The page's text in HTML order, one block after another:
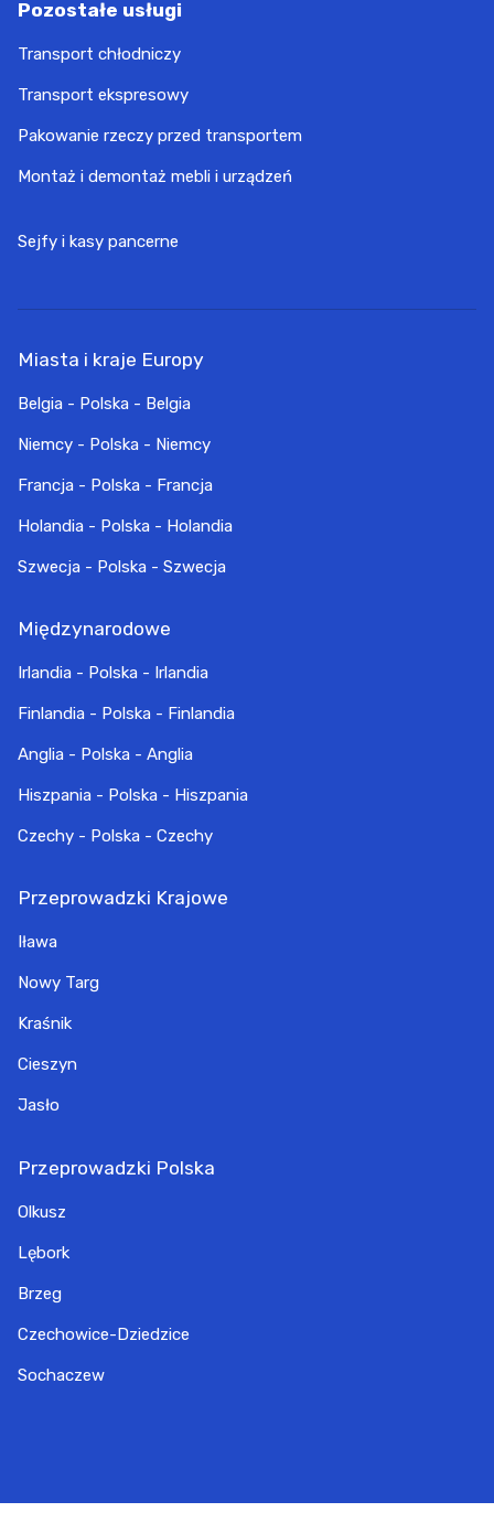
Pozostałe usługi
Transport chłodniczy
Transport ekspresowy
Pakowanie rzeczy przed transportem
Montaż i demontaż mebli i urządzeń
Sejfy i kasy pancerne
Miasta i kraje Europy
Belgia - Polska - Belgia
Niemcy - Polska - Niemcy
Francja - Polska - Francja
Holandia - Polska - Holandia
Szwecja - Polska - Szwecja
Międzynarodowe
Irlandia - Polska - Irlandia
Finlandia - Polska - Finlandia
Anglia - Polska - Anglia
Hiszpania - Polska - Hiszpania
Czechy - Polska - Czechy
Przeprowadzki Krajowe
Iława
Nowy Targ
Kraśnik
Cieszyn
Jasło
Przeprowadzki Polska
Olkusz
Lębork
Brzeg
Czechowice-Dziedzice
Sochaczew